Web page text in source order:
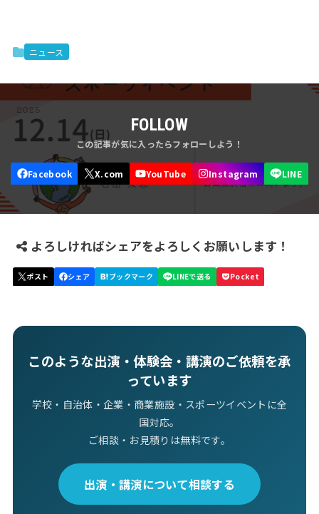
ニュース
FOLLOW
よろしければシェアをよろしくお願いします！
このような出演・体験会・講演のご依頼を承
っています
学校・自治体・企業・商業施設・スポーツイベントに全
国対応。
ご相談・お見積りは無料です。
出演・講演について相談する